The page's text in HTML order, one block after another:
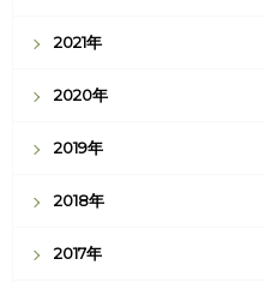
2021年
2020年
2019年
2018年
2017年